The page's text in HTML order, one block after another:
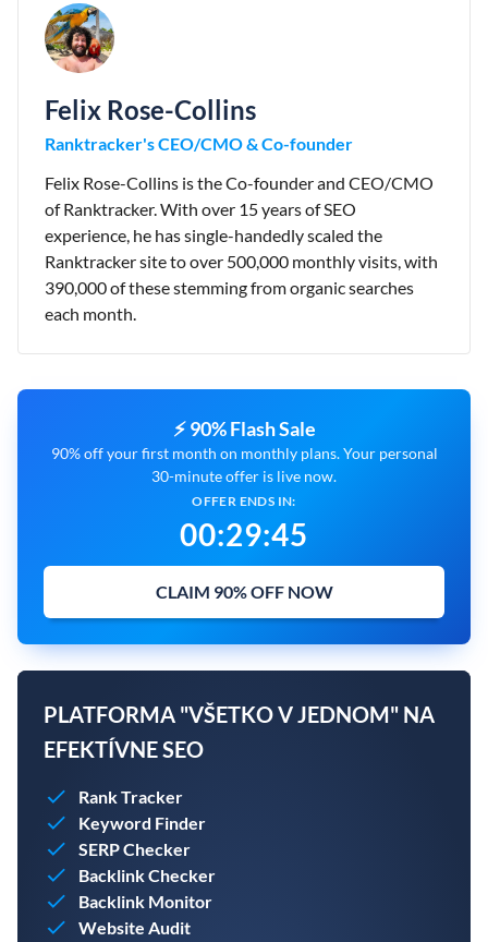
Felix Rose-Collins
Ranktracker's CEO/CMO & Co-founder
Felix Rose-Collins is the Co-founder and CEO/CMO
of Ranktracker. With over 15 years of SEO
experience, he has single-handedly scaled the
Ranktracker site to over 500,000 monthly visits, with
390,000 of these stemming from organic searches
each month.
⚡ 90% Flash Sale
90% off your first month on monthly plans. Your personal
30-minute offer is live now.
OFFER ENDS IN:
00:29:43
CLAIM 90% OFF NOW
PLATFORMA "VŠETKO V JEDNOM" NA
EFEKTÍVNE SEO
Rank Tracker
Keyword Finder
SERP Checker
Backlink Checker
Backlink Monitor
Website Audit